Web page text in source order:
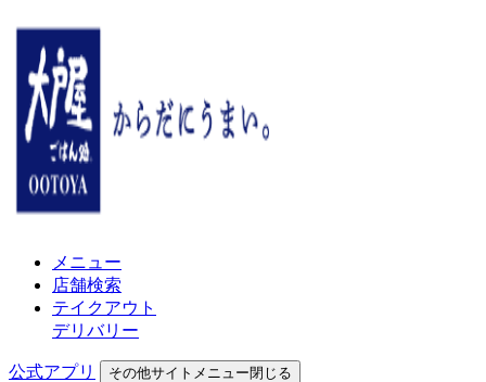
メニュー
店舗検索
テイクアウト
デリバリー
公式アプリ その他サイトメニュー閉じる